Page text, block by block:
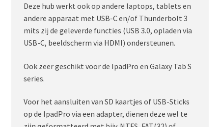
Deze hub werkt ook op andere laptops, tablets en
andere apparaat met USB-C en/of Thunderbolt 3
mits zij de geleverde functies (USB 3.0, opladen via
USB-C, beeldscherm via HDMI) ondersteunen.
Ook zeer geschikt voor de IpadPro en Galaxy Tab S
series.
Voor het aansluiten van SD kaartjes of USB-Sticks
op de IpadPro via een adapter, dienen deze wel te